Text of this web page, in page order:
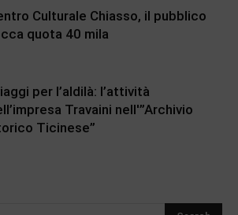
Culturale Chiasso, il pubblico
quota 40 mila
per l’aldilà: l’attività
Travaini nell'”Archivio
Ticinese”